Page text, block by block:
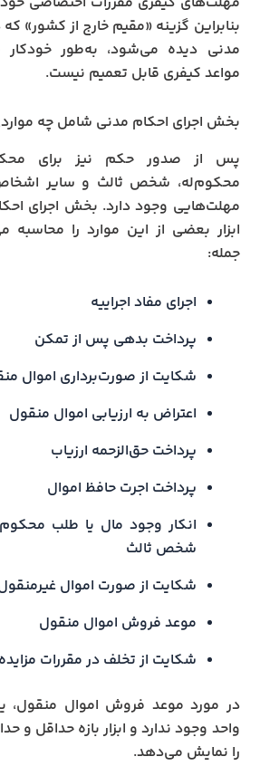
بنابراین گزینه «مقیم خارج از کشور»
مدنی دیده می‌شود، به‌طور خودکار
مواعد کیفری قابل تعمیم نیست.
بخش اجرای احکام مدنی شامل چه
پس از صدور حکم نیز برای
محکوم‌له، شخص ثالث و سایر
مهلت‌هایی وجود دارد. بخش اجرای
ابزار بعضی از این موارد را محاسبه
جمله:
اجرای مفاد اجراییه
پرداخت بدهی پس از تمکن
شکایت از صورت‌برداری اموال
اعتراض به ارزیابی اموال منقول
پرداخت حق‌الزحمه ارزیاب
پرداخت اجرت حافظ اموال
انکار وجود مال یا طلب
شخص ثالث
شکایت از صورت اموال
موعد فروش اموال منقول
شکایت از تخلف در مقررات مزایده
در مورد موعد فروش اموال منقول،
واحد وجود ندارد و ابزار بازه حداقل و
را نمایش می‌دهد.